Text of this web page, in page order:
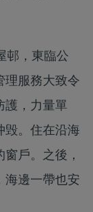
邨，東臨公
理服務大致令
護，力量單
毁。住在沿海
戶。之後，
海邊一帶也安